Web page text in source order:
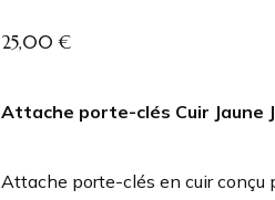
25,00€
Attache porte-clés Cuir Jaune
Attache porte-clés en cuir conçu